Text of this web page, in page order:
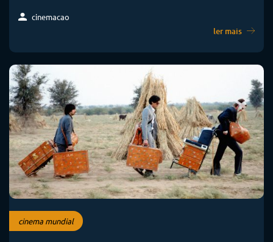
cinemacao
ler mais
cinema mundial